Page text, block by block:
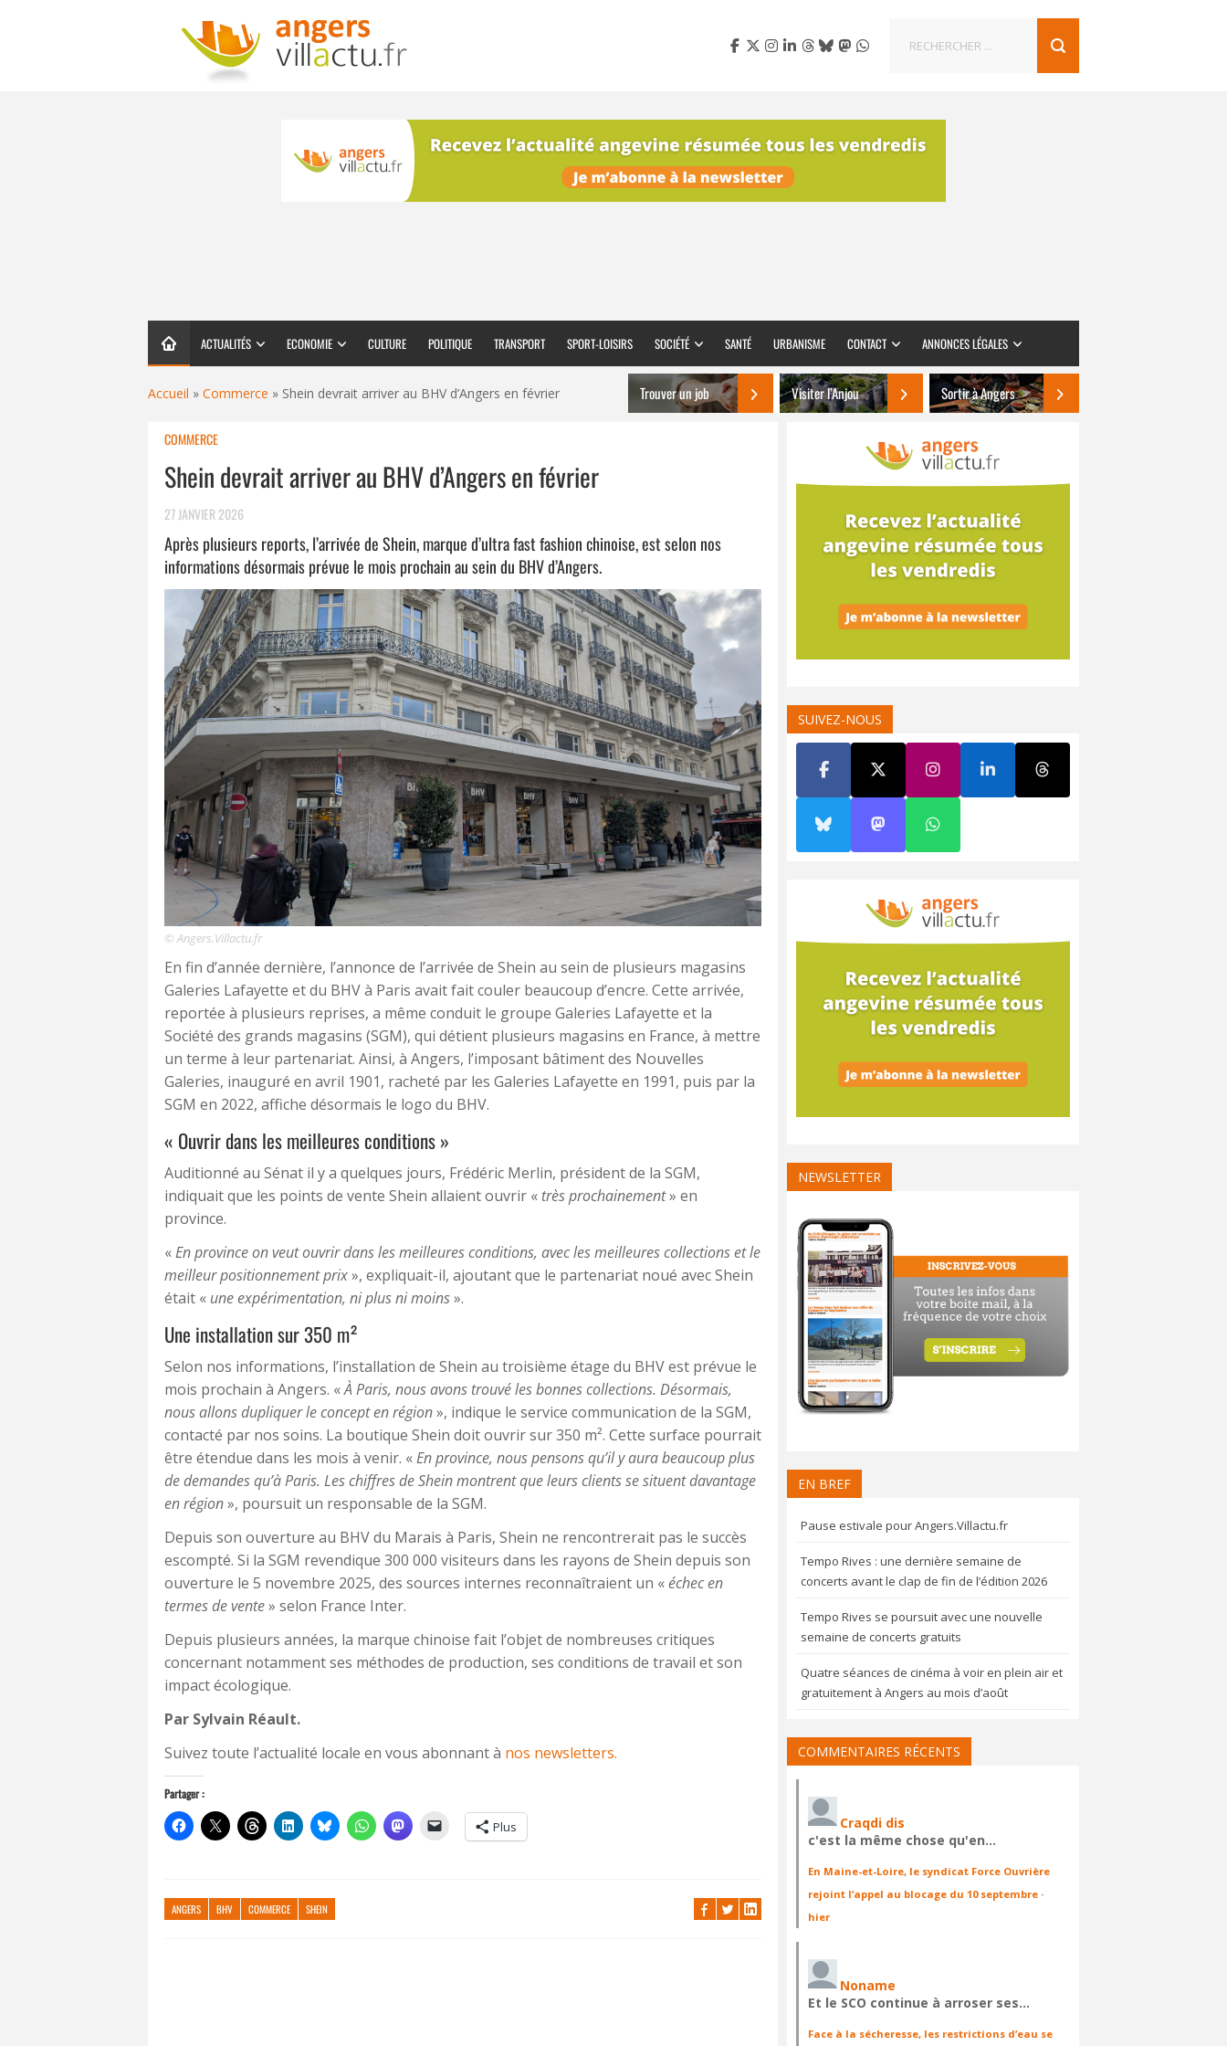
ACTUALITÉS ECONOMIE CULTURE POLITIQUE TRANSPORT SPORT-LOISIRS SOCIÉTÉ SANTÉ URBANISME CONTACT ANNONCES LÉGALES
Accueil » Commerce » Shein devrait arriver au BHV d’Angers en février Trouver un job Visiter l’Anjou Sortir à Angers
COMMERCE
Shein devrait arriver au BHV d’Angers en février
27 JANVIER 2026
Après plusieurs reports, l’arrivée de Shein, marque d’ultra fast fashion chinoise, est selon nos
informations désormais prévue le mois prochain au sein du BHV d’Angers.
© Angers.Villactu.fr
En fin d’année dernière, l’annonce de l’arrivée de Shein au sein de plusieurs magasins
Galeries Lafayette et du BHV à Paris avait fait couler beaucoup d’encre. Cette arrivée,
reportée à plusieurs reprises, a même conduit le groupe Galeries Lafayette et la
Société des grands magasins (SGM), qui détient plusieurs magasins en France, à mettre
un terme à leur partenariat. Ainsi, à Angers, l’imposant bâtiment des Nouvelles
Galeries, inauguré en avril 1901, racheté par les Galeries Lafayette en 1991, puis par la
SGM en 2022, affiche désormais le logo du BHV.
« Ouvrir dans les meilleures conditions »
Auditionné au Sénat il y a quelques jours, Frédéric Merlin, président de la SGM,
indiquait que les points de vente Shein allaient ouvrir « très prochainement» en
province.
«En province on veut ouvrir dans les meilleures conditions, avec les meilleures collections et le
meilleur positionnement prix», expliquait-il, ajoutant que le partenariat noué avec Shein
était « une expérimentation, ni plus ni moins».
Une installation sur 350 m²
Selon nos informations, l’installation de Shein au troisième étage du BHV est prévue le
mois prochain à Angers. «À Paris, nous avons trouvé les bonnes collections. Désormais,
nous allons dupliquer le concept en région», indique le service communication de la SGM,
contacté par nos soins. La boutique Shein doit ouvrir sur 350 m². Cette surface pourrait
être étendue dans les mois à venir. «En province, nous pensons qu’il y aura beaucoup plus
de demandes qu’à Paris. Les chiffres de Shein montrent que leurs clients se situent davantage
en région», poursuit un responsable de la SGM.
Depuis son ouverture au BHV du Marais à Paris, Shein ne rencontrerait pas le succès
escompté. Si la SGM revendique 300 000 visiteurs dans les rayons de Shein depuis son
ouverture le 5 novembre 2025, des sources internes reconnaîtraient un «échec en
termes de vente» selon France Inter.
Depuis plusieurs années, la marque chinoise fait l’objet de nombreuses critiques
concernant notamment ses méthodes de production, ses conditions de travail et son
impact écologique.
Par Sylvain Réault.
Suivez toute l’actualité locale en vous abonnant à nos newsletters.
Partager :
Plus
ANGERS BHV COMMERCE SHEIN
SUIVEZ-NOUS
NEWSLETTER
EN BREF
Pause estivale pour Angers.Villactu.fr
Tempo Rives : une dernière semaine de
concerts avant le clap de fin de l’édition 2026
Tempo Rives se poursuit avec une nouvelle
semaine de concerts gratuits
Quatre séances de cinéma à voir en plein air et
gratuitement à Angers au mois d’août
COMMENTAIRES RÉCENTS
Craqdi dis
c'est la même chose qu'en…
En Maine-et-Loire, le syndicat Force Ouvrière
rejoint l’appel au blocage du 10 septembre ·
hier
Noname
Et le SCO continue à arroser ses…
Face à la sécheresse, les restrictions d’eau se